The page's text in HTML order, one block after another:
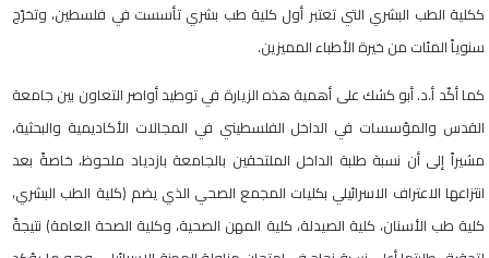
ككلية الطب البشري التي تعتبر أول كلية طب بشري تأسست في فلسطين، وتخرّج
سنوياً المئات من خيرة الأطباء المميزين.
كما أكّد أ.د. أبو كشك على أهمية هذه الزيارة في توطيد أواصر التعاون بين جامعة
القدس والمؤسسات في الداخل الفلسطيني في المجالات الأكاديمية والبحثية،
مشيراً إلى أن نسبة طلبة الداخل الملتحقين بالجامعة بازدياد ملحوظ، خاصةً بعد
انتزاعها الاعتراف الاسرائيلي بكليات المجمع الصحي الذي يضم (كلية الطب البشري،
كلية طب الأسنان، كلية الصيدلة، كلية المهن الصحية، وكلية الصحة العامة) نتيجةً